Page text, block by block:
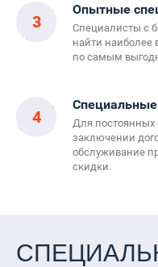
3
Опытные
Специалисты с
найти наиболее
по самым
4
Для постоянных
заключении
обслуживание
скидки.